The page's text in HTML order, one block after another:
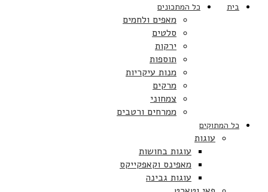
בית כל המתכונים
מאפים ולחמים
סלטים
ירקות
תוספות
מנות עיקריות
מרקים
צמחוני
ממרחים ורטבים
כל המתוקים
עוגות
עוגות בחושות
מאפינס וקאפקייקס
עוגות גבינה